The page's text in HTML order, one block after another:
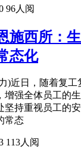
96人阅
施西所：
态化
)近日，随着复工
增强全体员工的
坚持重视员工的
常态
113人阅